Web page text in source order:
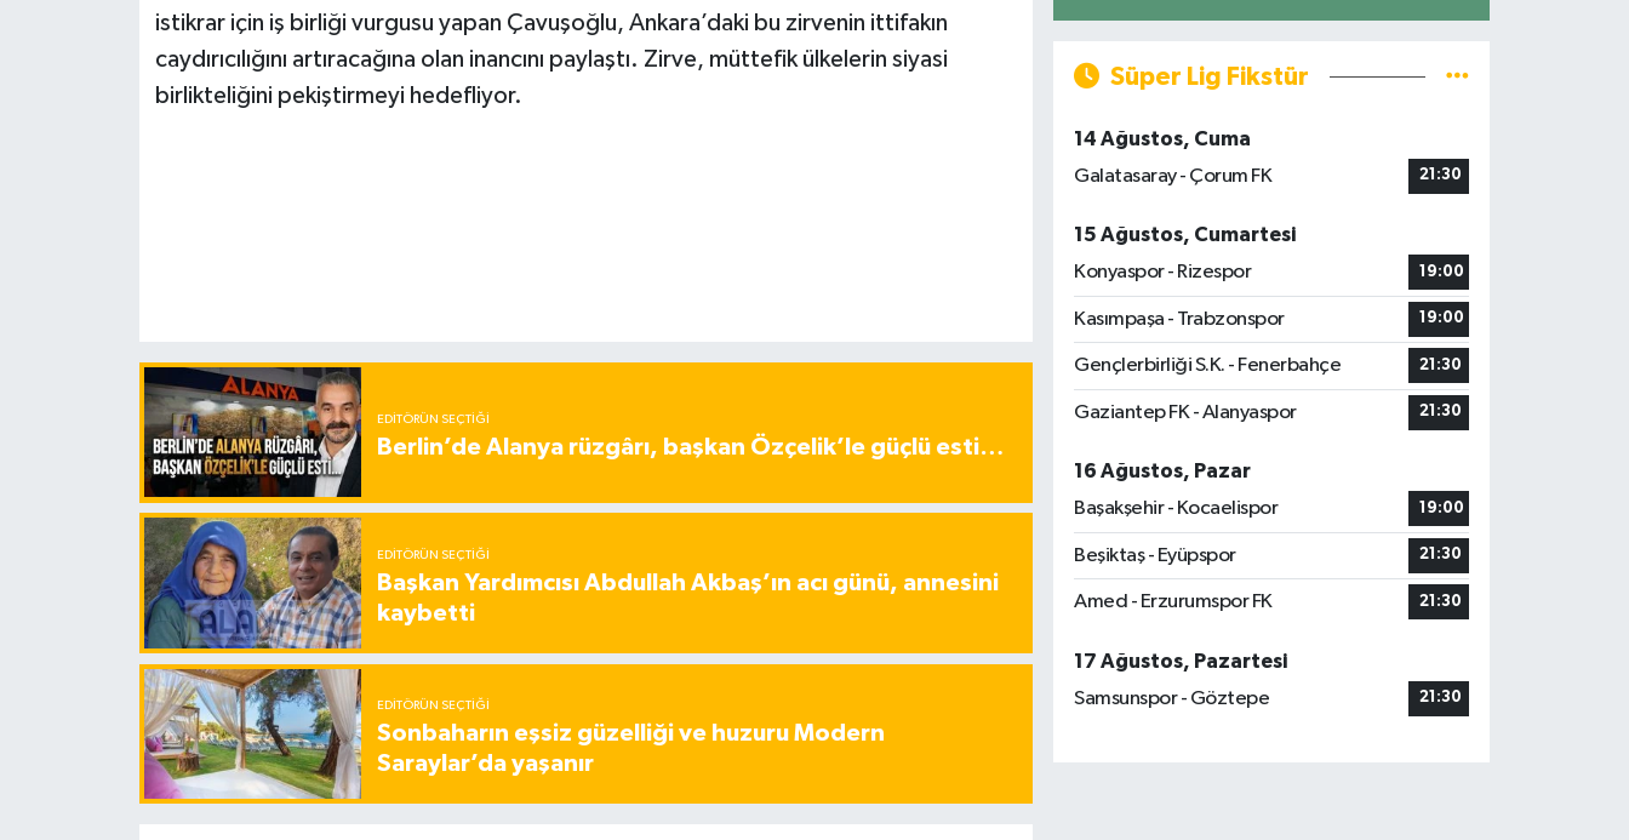
istikrar için iş birliği vurgusu yapan Çavuşoğlu, Ankara’daki bu zirvenin ittifakın
caydırıcılığını artıracağına olan inancını paylaştı. Zirve, müttefik ülkelerin siyasi
birlikteliğini pekiştirmeyi hedefliyor.
EDITÖRÜN SEÇTIĞI
Berlin’de Alanya rüzgârı, başkan Özçelik’le güçlü esti…
EDITÖRÜN SEÇTIĞI
Başkan Yardımcısı Abdullah Akbaş’ın acı günü, annesini
kaybetti
EDITÖRÜN SEÇTIĞI
Sonbaharın eşsiz güzelliği ve huzuru Modern
Saraylar’da yaşanır
Süper Lig Fikstür
14 Ağustos, Cuma
Galatasaray - Çorum FK
21:30
15 Ağustos, Cumartesi
Konyaspor - Rizespor
19:00
Kasımpaşa - Trabzonspor 19:00
Gençlerbirliği S.K. - Fenerbahçe 21:30
Gaziantep FK - Alanyaspor 21:30
16 Ağustos, Pazar
Başakşehir - Kocaelispor
19:00
Beşiktaş - Eyüpspor 21:30
Amed - Erzurumspor FK 21:30
17 Ağustos, Pazartesi
Samsunspor - Göztepe
21:30